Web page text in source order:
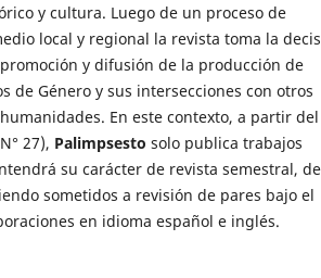
y cultura. Luego de un proceso de
local y regional la revista toma la
y difusión de la producción de
de Género y sus intersecciones con otros
En este contexto, a partir del
27), Palimpsesto solo publica trabajos
su carácter de revista semestral, de
sometidos a revisión de pares bajo el
en idioma español e inglés.